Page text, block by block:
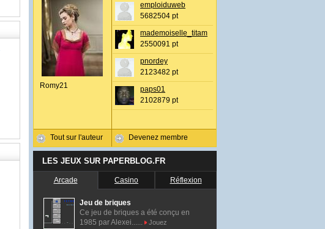
Romy21
Tout sur l'auteur
emploiduweb
5682504 pt
mademoiselle_titam
2550091 pt
pnordey
2123482 pt
paps01
2102879 pt
Devenez membre
LES JEUX SUR PAPERBLOG.FR
Arcade Casino Réflexion
Jeu de briques
Ce jeu de briques a été conçu en
1985 par Alexei......
Jouez